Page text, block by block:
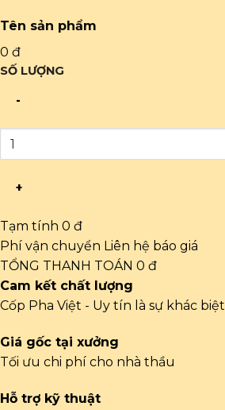
Tên sản phẩm
0 đ
SỐ LƯỢNG
-
+
Tạm tính 0 đ
Phí vận chuyển Liên hệ báo giá
TỔNG THANH TOÁN 0 đ
Cam kết chất lượng
Cốp Pha Việt - Uy tín là sự khác biệt
Giá gốc tại xưởng
Tối ưu chi phí cho nhà thầu
Hỗ trợ kỹ thuật